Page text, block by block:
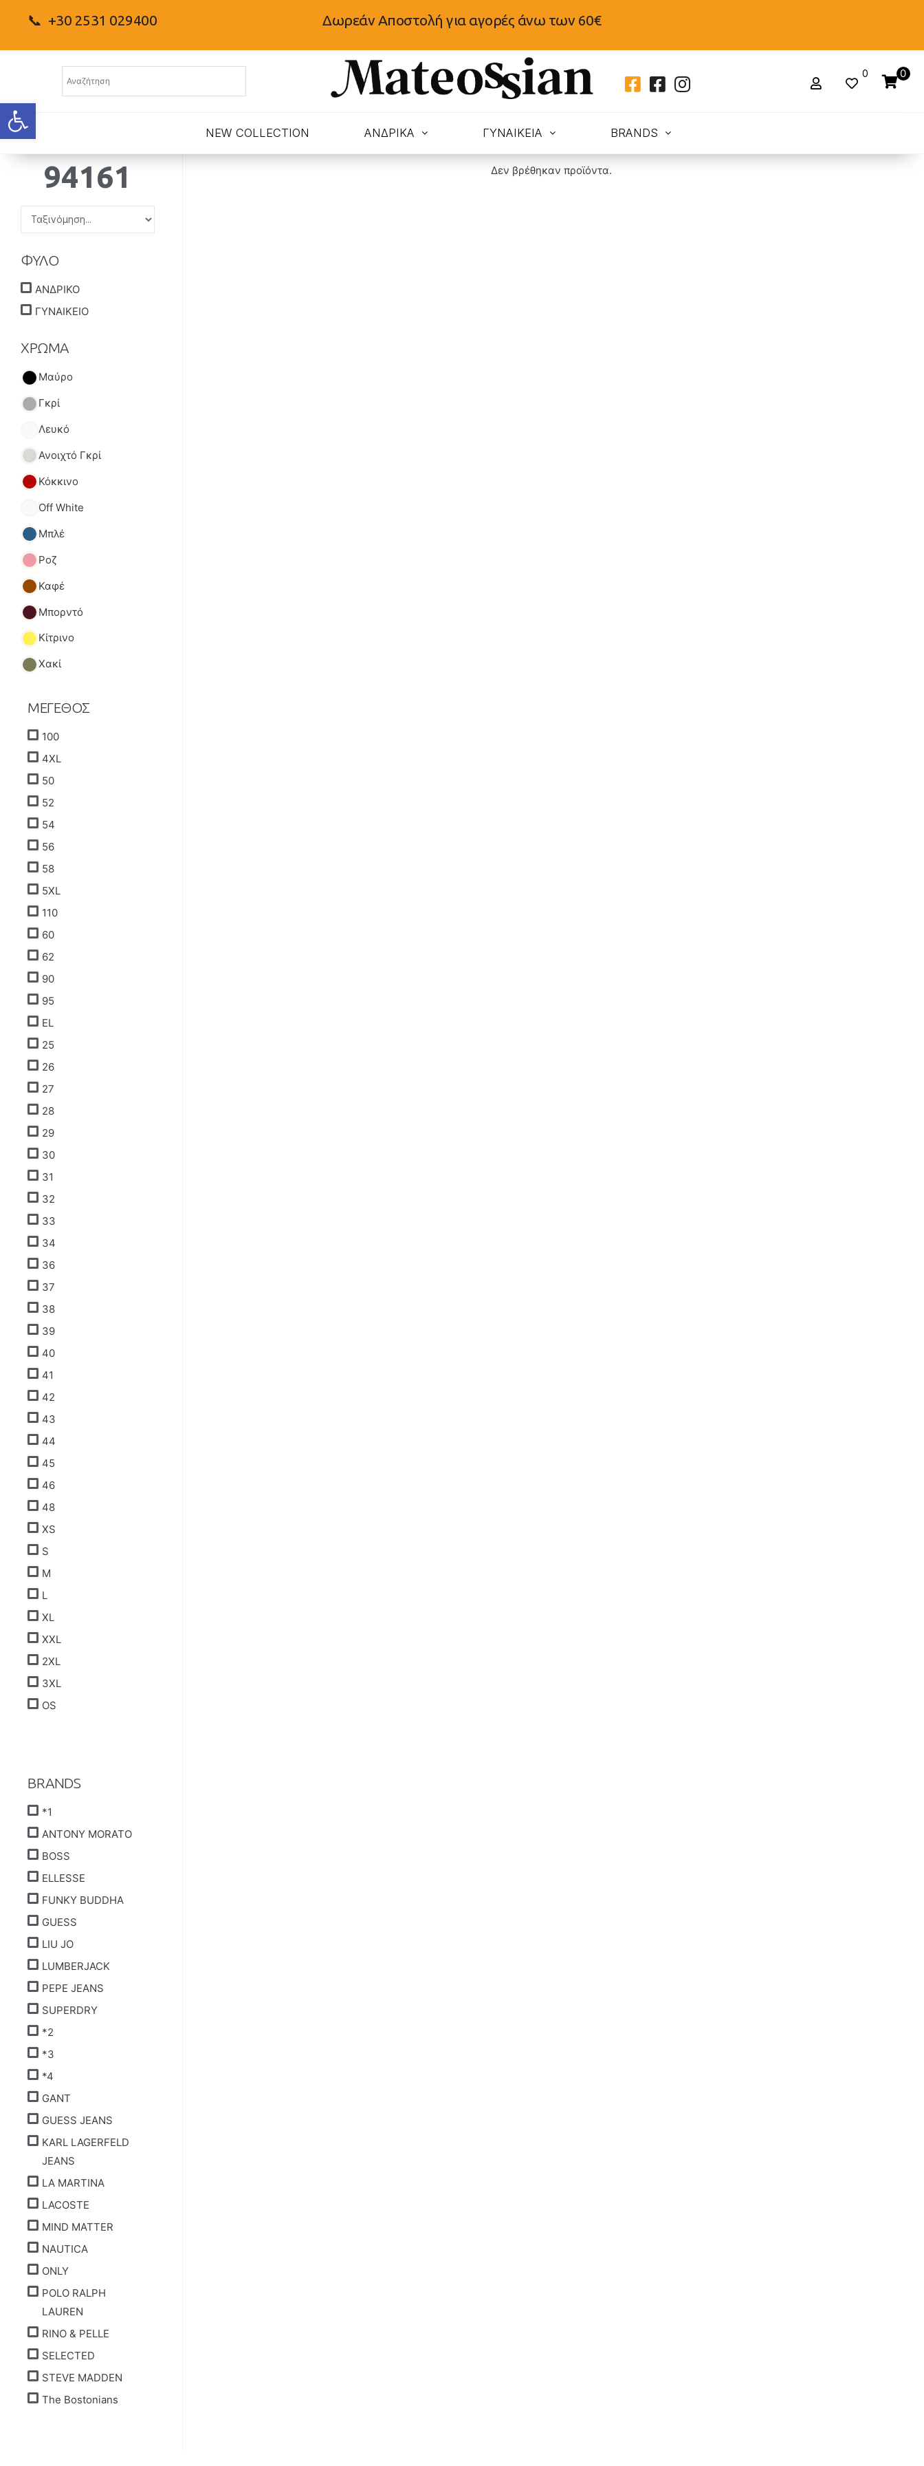
Ανοίξτε τη γραμμή εργαλείων
📞 +30 2531 029400 Δωρεάν Αποστολή για αγορές άνω των 60€
0 0
NEW COLLECTION ΑΝΔΡΙΚΑ ΓΥΝΑΙΚΕΙΑ BRANDS
94161
ΦΥΛΟ
ΑΝΔΡΙΚΟ
ΓΥΝΑΙΚΕΙΟ
ΧΡΩΜΑ
Μαύρο
Γκρί
Λευκό
Ανοιχτό Γκρί
Κόκκινο
Off White
Μπλέ
Ροζ
Καφέ
Μπορντό
Κίτρινο
Χακί
ΜΕΓΕΘΟΣ
100
4XL
50
52
54
56
58
5XL
110
60
62
90
95
EL
25
26
27
28
29
30
31
32
33
34
36
37
38
39
40
41
42
43
44
45
46
48
XS
S
M
L
XL
XXL
2XL
3XL
OS
BRANDS
*1
ANTONY MORATO
BOSS
ELLESSE
FUNKY BUDDHA
GUESS
LIU JO
LUMBERJACK
PEPE JEANS
SUPERDRY
*2
*3
*4
GANT
GUESS JEANS
KARL LAGERFELD
JEANS
LA MARTINA
LACOSTE
MIND MATTER
NAUTICA
ONLY
POLO RALPH
LAUREN
RINO & PELLE
SELECTED
STEVE MADDEN
The Bostonians
Δεν βρέθηκαν προϊόντα.